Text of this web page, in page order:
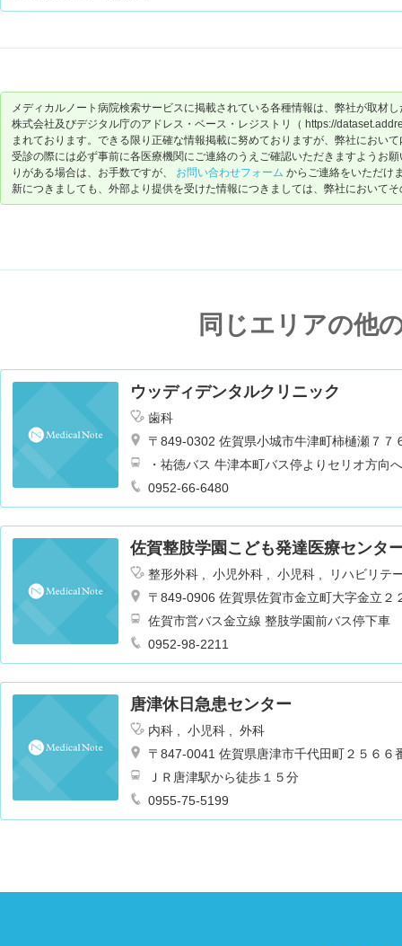
メディカルノート病院検索サービスに掲載されている各種情報は、弊社が取材
株式会社及びデジタル庁のアドレス・ベース・レジストリ（ https://
まれております。できる限り正確な情報掲載に努めておりますが、弊社におい
受診の際には必ず事前に各医療機関にご連絡のうえご確認いただきますようお
りがある場合は、お手数ですが、 お問い合わせフォーム からご連絡をいただけ
新につきましても、外部より提供を受けた情報につきましては、弊社において
同じエリアの他
ウッディデンタルクリニック
歯科
〒849-0302 佐賀県小城市牛津町柿樋瀬７７
・祐徳バス 牛津本町バス停よりセリオ方向
0952-66-6480
佐賀整肢学園こども発達医療センタ
整形外科 小児外科 小児科
リハビリテ
〒849-0906 佐賀県佐賀市金立町大字金立２
佐賀市営バス金立線 整肢学園前バス停下車
0952-98-2211
唐津休日急患センター
内科 小児科
外科
〒847-0041 佐賀県唐津市千代田町２５６６
ＪＲ唐津駅から徒歩１５分
0955-75-5199